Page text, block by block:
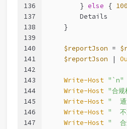
136
137
138
139
140
141
142
143
144
145
146
147
        }
else { 100
Details
    }
$reportJson =
$reportJson |
Write-Host "`n"
Write-Host "合规
Write-Host "  通
Write-Host "  不
Write-Host "  合